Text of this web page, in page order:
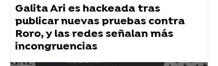
Galita Ari es hackeada tras
publicar nuevas pruebas contra
Roro, y las redes señalan más
incongruencias